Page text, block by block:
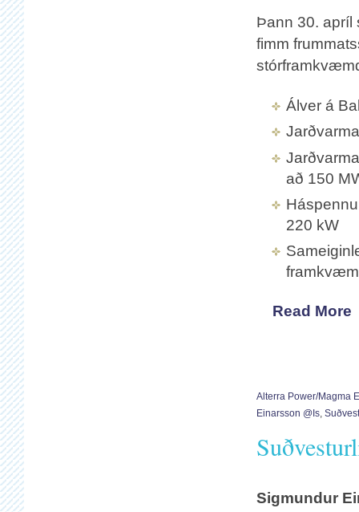
Þann 30. apríl
fimm
Álver á
að 150
220 kW
Read More
Alterra Power/Magma
Einarsson @is,
Sigmundur